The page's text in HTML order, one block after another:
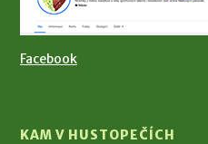
Facebook
KAM V HUSTOPEČÍCH